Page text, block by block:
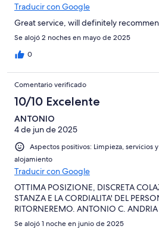
Traducir con Google
Great service, will definitely
Se alojó 2 noches en mayo de 2025
0
Comentario verificado
10/10 Excelente
ANTONIO
4 de jun de 2025
Aspectos positivos: Limpieza, servicios
alojamiento
Traducir con Google
OTTIMA POSIZIONE, DISCRETA
STANZA E LA CORDIALITA' DEL
RITORNEREMO. ANTONIO C. ANDRIA
Se alojó 1 noche en junio de 2025